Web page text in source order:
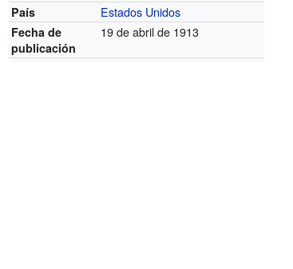
País Estados Unidos
Fecha de
publicación
19 de abril de 1913